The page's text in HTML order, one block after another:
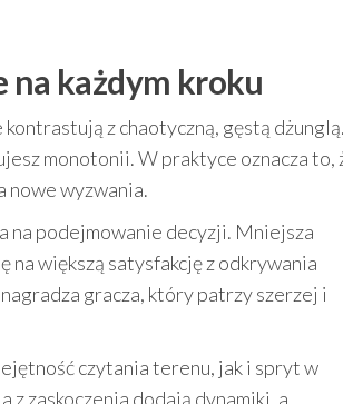
na każdym kroku
z chaotyczną, gęstą
monotonii. W praktyce oznacza to,
nowe wyzwania.
na podejmowanie decyzji. Mniejsza
na większą satysfakcję z odkrywania
gracza, który patrzy szerzej i
czytania terenu, jak i spryt w
z zaskoczenia dodają dynamiki, a